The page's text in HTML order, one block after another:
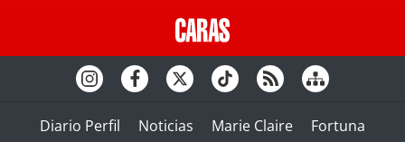
Diario Perfil Noticias Marie Claire Fortuna